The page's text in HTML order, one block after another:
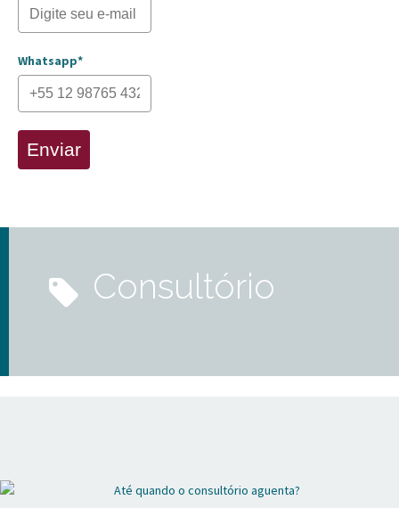
Whatsapp*
Enviar
consultório